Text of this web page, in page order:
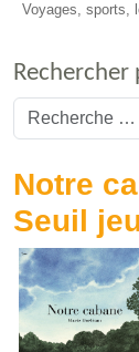
Voyages, sports,
Rechercher
Valider
Notre
Seuil